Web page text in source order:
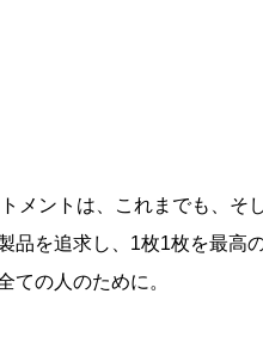
メントは、これまでも、そ
品を追求し、1枚1枚を最高
ての人のために。